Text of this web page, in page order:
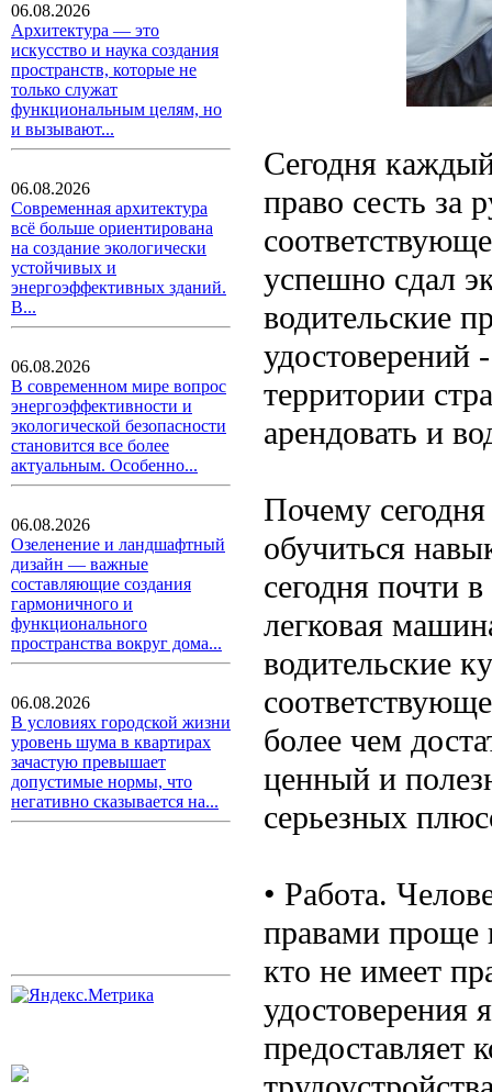
06.08.2026
Архитектура — это
искусство и наука создания
пространств, которые не
только служат
функциональным целям, но
и вызывают...
06.08.2026
Современная архитектура
всё больше ориентирована
на создание экологически
устойчивых и
энергоэффективных зданий.
В...
06.08.2026
В современном мире вопрос
энергоэффективности и
экологической безопасности
становится все более
актуальным. Особенно...
06.08.2026
Озеленение и ландшафтный
дизайн — важные
составляющие создания
гармоничного и
функционального
пространства вокруг дома...
06.08.2026
В условиях городской жизни
уровень шума в квартирах
зачастую превышает
допустимые нормы, что
негативно сказывается на...
Сегодня
право сесть
успешно сдал
водительские
удостоверений
территории
арендовать и
Почему
обучиться
сегодня почти
легковая
водительские
более чем
ценный и
серьезных
• Работа.
правами проще
кто не имеет
удостоверения
предоставляет